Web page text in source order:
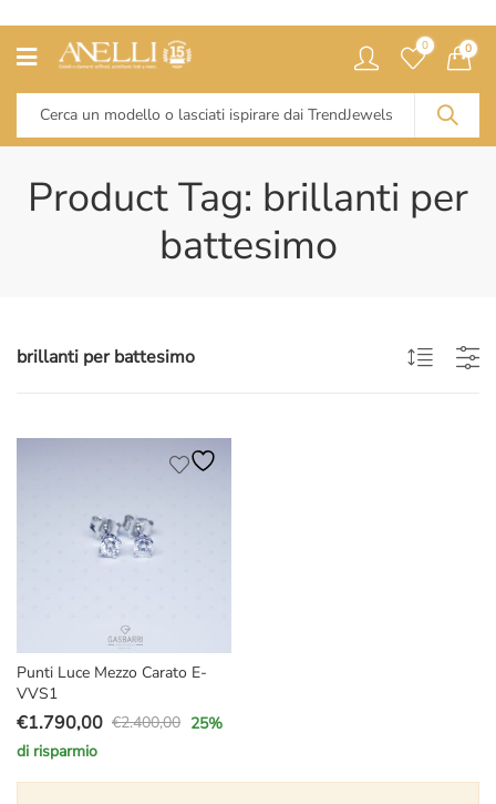
0 0
Product Tag: brillanti per
battesimo
brillanti per battesimo
Punti Luce Mezzo Carato E-
VVS1
€2.400,00
Il
prezzo
originale
€1.790,00
Il
prezzo
attuale
25%
di risparmio